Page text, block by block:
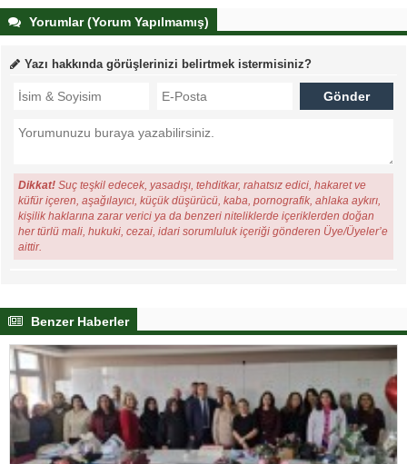
Yorumlar (Yorum Yapılmamış)
Yazı hakkında görüşlerinizi belirtmek istermisiniz?
Dikkat! Suç teşkil edecek, yasadışı, tehditkar, rahatsız edici, hakaret ve
küfür içeren, aşağılayıcı, küçük düşürücü, kaba, pornografik, ahlaka aykırı,
kişilik haklarına zarar verici ya da benzeri niteliklerde içeriklerden doğan
her türlü mali, hukuki, cezai, idari sorumluluk içeriği gönderen Üye/Üyeler’e
aittir.
Benzer Haberler